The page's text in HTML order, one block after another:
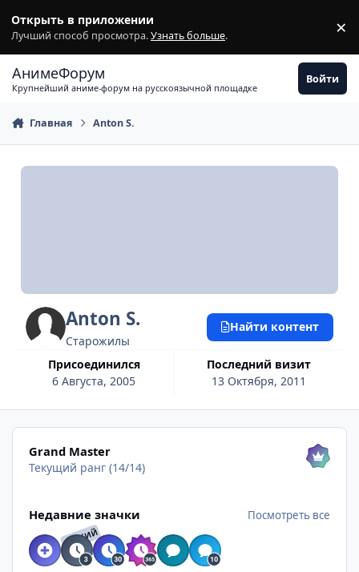
Открыть в приложении
Лучший способ просмотра.Узнать больше. ×
АнимеФорум
Крупнейший аниме-форум на русскоязычной площадке
Войти
Главная Anton S.
Anton S.
Старожилы
Присоединился
6 Августа, 2005
Последний визит
13 Октября, 2011
Найти контент
Посмотреть все
Grand Master
Текущий ранг (14/14)
Недавние значки Посмотреть все
РЕДКИЙ